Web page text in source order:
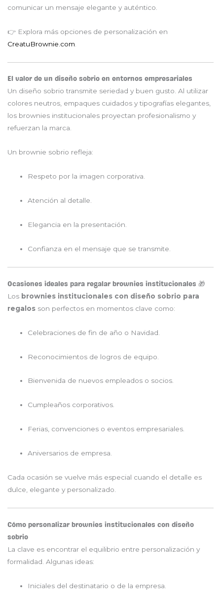
comunicar un mensaje elegante y auténtico.
👉 Explora más opciones de personalización en
CreatuBrownie.com
El valor de un diseño sobrio en entornos empresariales
Un diseño sobrio transmite seriedad y buen gusto. Al utilizar
colores neutros, empaques cuidados y tipografías elegantes,
los brownies institucionales proyectan profesionalismo y
refuerzan la marca.
Un brownie sobrio refleja:
Respeto por la imagen corporativa.
Atención al detalle.
Elegancia en la presentación.
Confianza en el mensaje que se transmite.
Ocasiones ideales para regalar brownies institucionales 🎁
Los brownies institucionales con diseño sobrio para
regalos son perfectos en momentos clave como:
Celebraciones de fin de año o Navidad.
Reconocimientos de logros de equipo.
Bienvenida de nuevos empleados o socios.
Cumpleaños corporativos.
Ferias, convenciones o eventos empresariales.
Aniversarios de empresa.
Cada ocasión se vuelve más especial cuando el detalle es
dulce, elegante y personalizado.
Cómo personalizar brownies institucionales con diseño
sobrio
La clave es encontrar el equilibrio entre personalización y
formalidad. Algunas ideas:
Iniciales del destinatario o de la empresa.